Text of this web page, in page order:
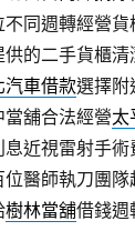
同週轉經營
供的二手貨櫃
汽車借款選擇附
舖合法經營太
近視雷射手
位醫師執刀團
樹林當舖借錢週